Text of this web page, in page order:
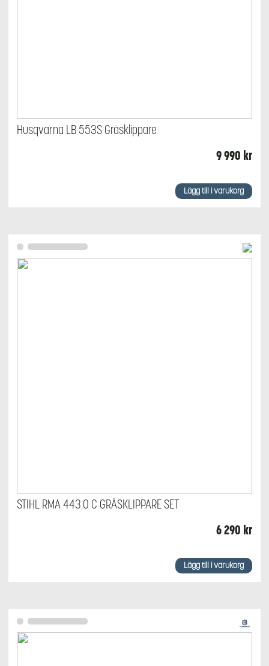
Husqvarna LB 553S Gräsklippare
9 990 kr
Lägg till i varukorg
STIHL RMA 443.0 C GRÄSKLIPPARE SET
6 290 kr
Lägg till i varukorg